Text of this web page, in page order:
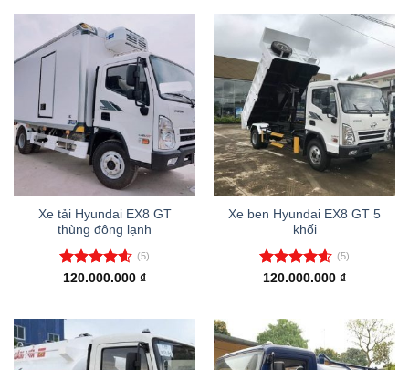
Xe tải Hyundai EX8 GT
thùng đông lạnh
Được xếp
(5)
120.000.000 ₫
Xe ben Hyundai EX8 GT 5
khối
Được xếp
(5)
120.000.000 ₫